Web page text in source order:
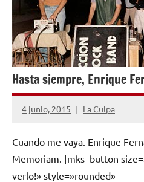
Hasta siempre, Enrique
4 junio, 2015 La Culpa
2
Cuando me vaya. Enrique
Memoriam. [mks_button
verlo!» style=»rounded»